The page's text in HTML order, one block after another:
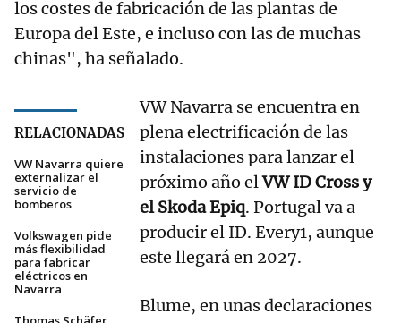
los costes de fabricación de las plantas de
Europa del Este, e incluso con las de muchas
chinas", ha señalado.
RELACIONADAS
VW Navarra quiere
externalizar el
servicio de
bomberos
Volkswagen pide
más flexibilidad
para fabricar
eléctricos en
Navarra
VW Navarra se encuentra en
plena electrificación de las
instalaciones para lanzar el
próximo año elVW ID Cross y
el Skoda Epiq. Portugal va a
producir el ID. Every1, aunque
este llegará en 2027.
Blume, en unas declaraciones